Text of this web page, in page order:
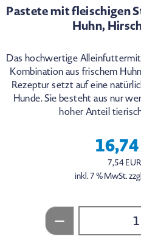
Pastete mit fleischigen
Huhn,
Das hochwertige
Kombination aus frischem
Rezeptur setzt auf eine
Hunde. Sie besteht aus nur
hoher Anteil
7,54
inkl. 7 % MwSt.